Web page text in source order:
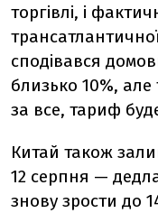
торгівлі, і
сподівався
близько 10%,
за все, тариф
Китай також
12 серпня —
знову зрости до